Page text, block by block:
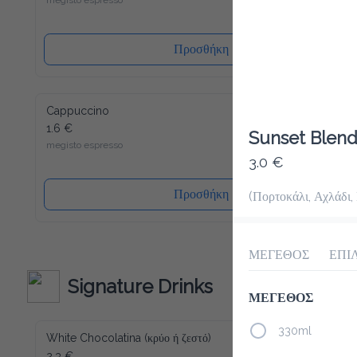
Προσθήκη
Cappuccino
1.6 €
megisto espresso
Προσθήκη
Signature Drinks
White Chocolatina (κρύο ή ζεστό)
Sunset
3.0 €
(Πορτοκάλι,
ΜΕΓΕΘΟΣ
ΜΕΓΕΘΟΣ
330ml